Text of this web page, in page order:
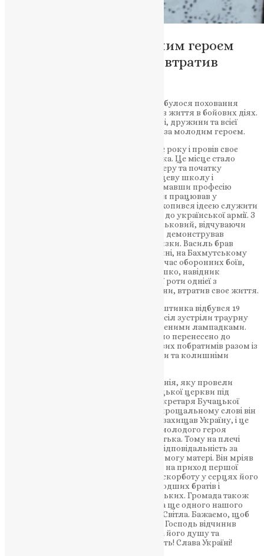
Україна сумує за загиблим героєм
Василем Рошком, який втратив
Вчора, 20 травня, на Тернопільщині відбулося поховання
загиблого Василя Рошка, який втратив життя в бойових діях.
Трагічна втрата торкнулася його матері, дружини та всієї
рідної та близької людей, які сумують за молодим героєм.
Василь Рошко народився у березні 1992 року і провів своє
дитинство у прекрасному селі Гуштинка. Це місце стало
основою для формування його характеру та початку
дорослого життя. Василь закінчив місцеву школу і
Борщівський професійний ліцей, отримавши професію
робітника. Протягом тривалого часу він працював у
фермерському господарстві “Айва”. Захопився ідеєю служити
Батьківщині і добровільно приєднався до української армії. З
початком російської агресії, він, як військовий, відчуваючи
свою військову присягу, неодноразово демонстрував
готовність виконувати службові обов’язки. Василь брав
участь у бойових операціях на Донеччині, на Бахмутському
напрямку. Але 14 травня 2023 року, під час оборонних боїв,
старший солдат Василь Романович Рошко, навідник
мотопіхотного відділення мотопіхотної роти однієї з
військових частин Збройних Сил України, втратив своє життя.
Доправка тіла воїна до рідного села Гуштинка відбувся 19
травня. Жителі Іванкова та прилеглих сіл зустріли траурну
процесію, оточивши її квітами та запаленими лампадками.
Тіло загиблого Василя Романовича було перенесено до
сільського клубу під супровід військових побратимів разом із
рідними, багатьма знайомими, сусідами та колишніми
20 травня відбулася похоронна церемонія, яку провели
священики Української греко-католицької церкви під
керівництвом вікарія-генерального секретаря Бучацької
єпархії УГКЦ о. Віталія Заболотного. У прощальному слові він
підкреслив, що полеглий воїн Василь захищав Україну, і це
стосується всіх нас. Трагічна загибель молодого героя
несподівано позбавила його родину батька. Тому на плечі
Василя як найстаршого з дітей лягла відповідальність за
молодших сестер і братів, а також допомогу матері. Він мріяв
про майбутнє, власний будинок, чекав на приход першої
дитини. Його смерть залишила сум та скорботу у серцях його
матері, дружини, сестер і швагрів, молодших братів і
сестрички, племінників, родичів і близьких. Громада також
співчуває їм у непоправній втраті. Душа ще одного нашого
земляка вступає до Небесного Легіону Світла. Бажаємо, щоб
його рідна земля стала йому легкою, а Господь відчинив
ворота Царства Небесного. Молімося за його душу та
пам’ятаємо про нього. Герої не вмирають! Слава Україні!